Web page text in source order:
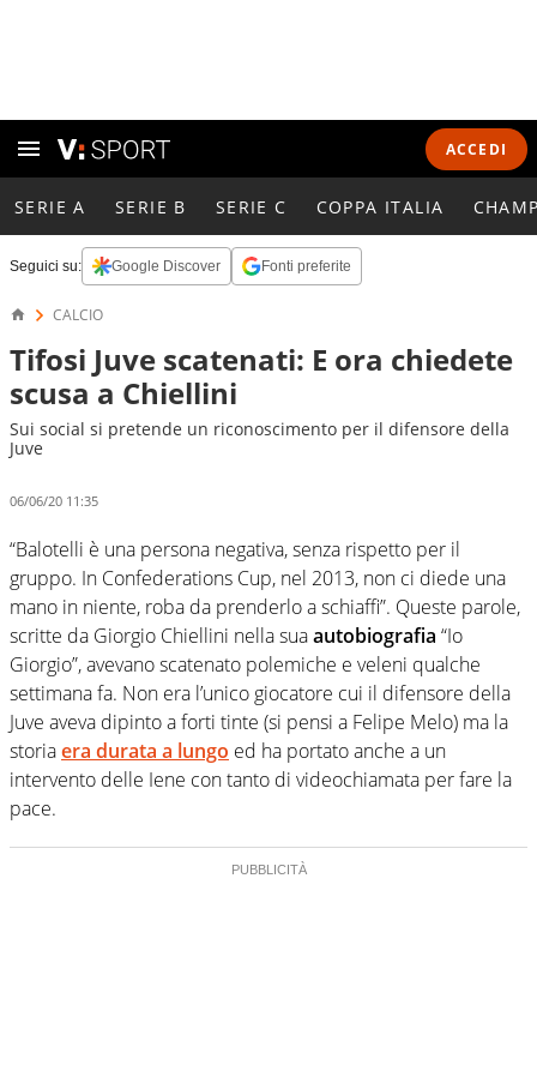
ACCEDI
SERIE A SERIE B SERIE C COPPA ITALIA
Seguici su: Google Discover Fonti preferite
CALCIO
Tifosi Juve scatenati: E ora chiedete
scusa a Chiellini
Sui social si pretende un riconoscimento per il difensore della
Juve
06/06/20 11:35
“Balotelli è una persona negativa, senza rispetto per il
gruppo. In Confederations Cup, nel 2013, non ci diede una
mano in niente, roba da prenderlo a schiaffi”. Queste parole,
scritte da Giorgio Chiellini nella suaautobiografia “Io
Giorgio”, avevano scatenato polemiche e veleni qualche
settimana fa. Non era l’unico giocatore cui il difensore della
Juve aveva dipinto a forti tinte (si pensi a Felipe Melo) ma la
storiaera durata a lungo ed ha portato anche a un
intervento delle Iene con tanto di videochiamata per fare la
pace.